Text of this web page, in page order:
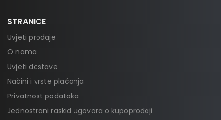
STRANICE
Uvjeti prodaje
O nama
Uvjeti dostave
Načini i vrste plaćanja
Privatnost podataka
Jednostrani raskid ugovora o kupoprodaji